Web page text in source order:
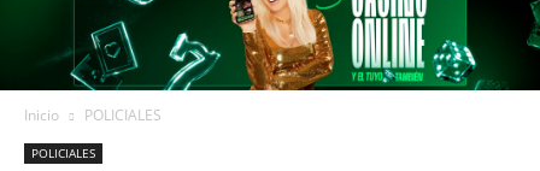
Inicio POLICIALES
POLICIALES